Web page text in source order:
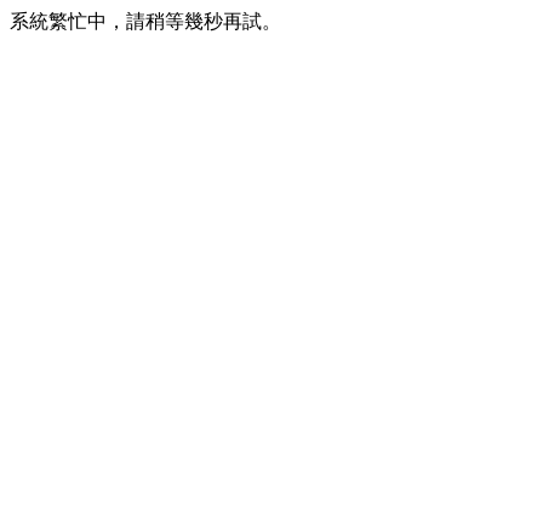
系統繁忙中，請稍等幾秒再試。